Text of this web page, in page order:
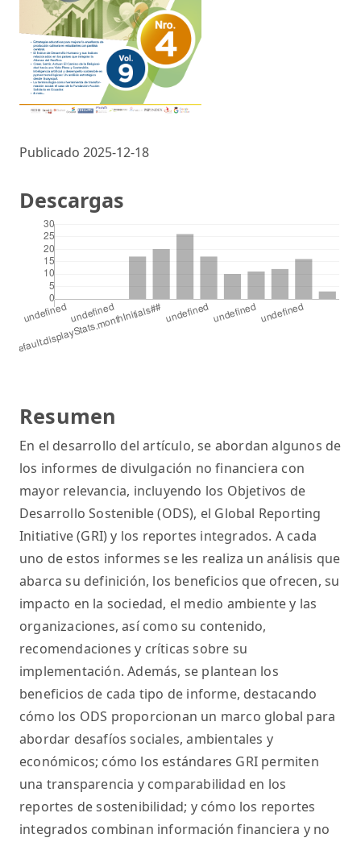
Publicado 2025-12-18
Resumen
En el desarrollo del artículo, se abordan algunos de
los informes de divulgación no financiera con
mayor relevancia, incluyendo los Objetivos de
Desarrollo Sostenible (ODS), el Global Reporting
Initiative (GRI) y los reportes integrados. A cada
uno de estos informes se les realiza un análisis que
abarca su definición, los beneficios que ofrecen, su
impacto en la sociedad, el medio ambiente y las
organizaciones, así como su contenido,
recomendaciones y críticas sobre su
implementación. Además, se plantean los
beneficios de cada tipo de informe, destacando
cómo los ODS proporcionan un marco global para
abordar desafíos sociales, ambientales y
económicos; cómo los estándares GRI permiten
una transparencia y comparabilidad en los
reportes de sostenibilidad; y cómo los reportes
integrados combinan información financiera y no
Descargas